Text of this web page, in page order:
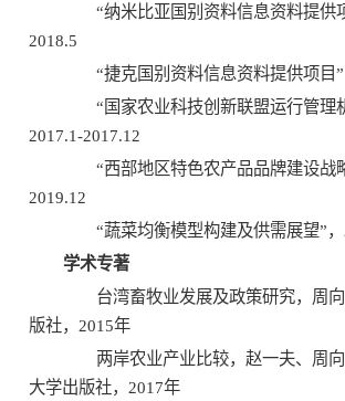
“纳米比亚国别资料信息资料提供
2018.5
“捷克国别资料信息资料提供项目”
“国家农业科技创新联盟运行管理机
2017.1-2017.12
“西部地区特色农产品品牌建设战
2019.12
“蔬菜均衡模型构建及供需展望”，
学术专著
台湾畜牧业发展及政策研究，周向
版社，2015年
两岸农业产业比较，赵一夫、周向
大学出版社，2017年